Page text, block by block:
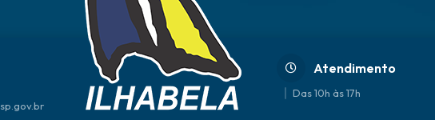
Atendimento
Das 10h às 17h